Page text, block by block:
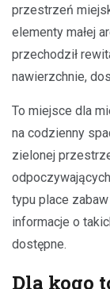
przestrzeń
elementy małej
przechodził
nawierzchnie,
To miejsce dla
na codzienny
zielonej
typu place
informacje o
dostępne.
Dla kogo